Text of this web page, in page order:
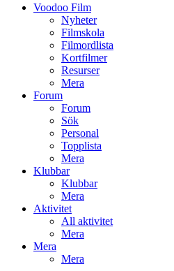
Voodoo Film
Nyheter
Filmskola
Filmordlista
Kortfilmer
Resurser
Mera
Forum
Forum
Sök
Personal
Topplista
Mera
Klubbar
Klubbar
Mera
Aktivitet
All aktivitet
Mera
Mera
Mera